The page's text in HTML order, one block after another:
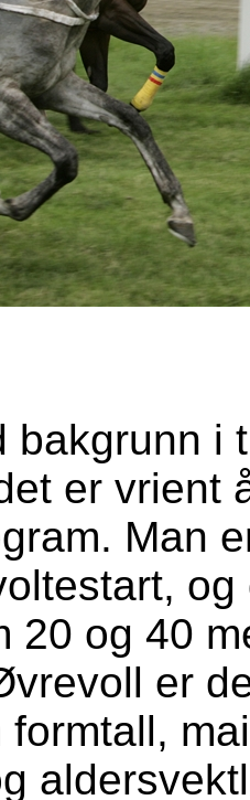
bakgrunn i
er vrient
Man
og
20 og 40
er
formtall,